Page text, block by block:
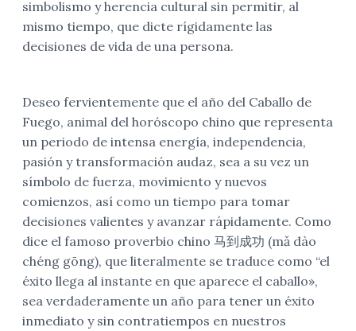
simbolismo y herencia cultural sin permitir, al
mismo tiempo, que dicte rígidamente las
decisiones de vida de una persona.
Deseo fervientemente que el año del Caballo de
Fuego, animal del horóscopo chino que representa
un periodo de intensa energía, independencia,
pasión y transformación audaz, sea a su vez un
símbolo de fuerza, movimiento y nuevos
comienzos, así como un tiempo para tomar
decisiones valientes y avanzar rápidamente. Como
dice el famoso proverbio chino 马到成功 (mǎ dào
chéng gōng), que literalmente se traduce como “el
éxito llega al instante en que aparece el caballo»,
sea verdaderamente un año para tener un éxito
inmediato y sin contratiempos en nuestros